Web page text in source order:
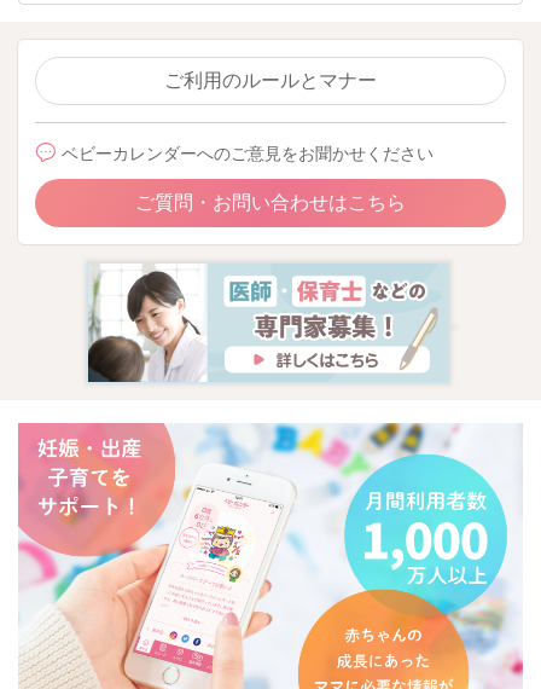
ご利用のルールとマナー
ベビーカレンダーへのご意見をお聞かせください
ご質問・お問い合わせはこちら